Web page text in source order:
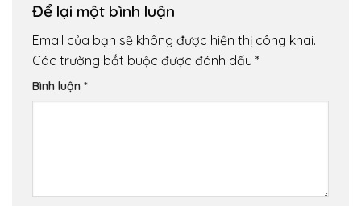
Để lại một bình luận
Email của bạn sẽ không được hiển thị công khai.
Các trường bắt buộc được đánh dấu *
Bình luận *